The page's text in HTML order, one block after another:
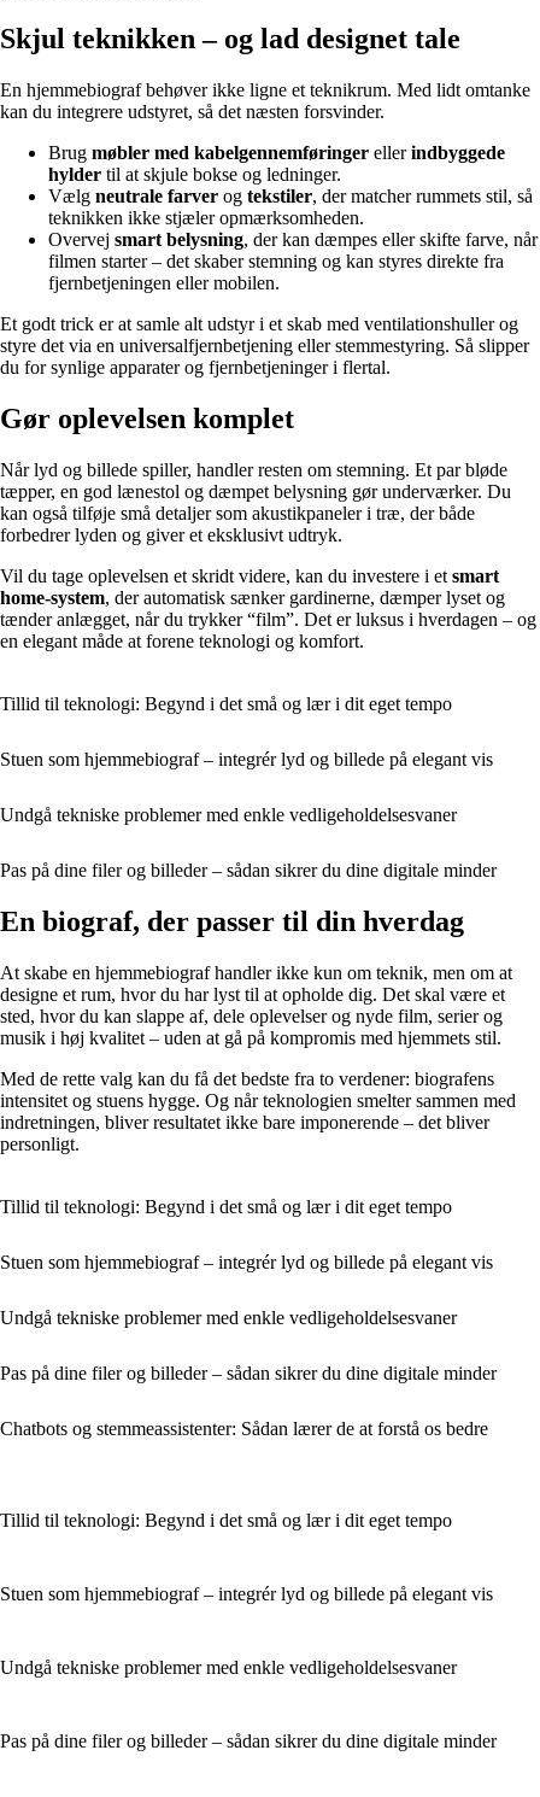
Skjul teknikken – og lad designet tale
En hjemmebiograf behøver ikke ligne et teknikrum. Med lidt omtanke
kan du integrere udstyret, så det næsten forsvinder.
Brug møbler med kabelgennemføringer ellerindbyggede
hylder til at skjule bokse og ledninger.
Vælg neutrale farver og tekstiler, der matcher rummets stil, så
teknikken ikke stjæler opmærksomheden.
Overvej smart belysning, der kan dæmpes eller skifte farve, når
filmen starter – det skaber stemning og kan styres direkte fra
fjernbetjeningen eller mobilen.
Et godt trick er at samle alt udstyr i et skab med ventilationshuller og
styre det via en universalfjernbetjening eller stemmestyring. Så slipper
du for synlige apparater og fjernbetjeninger i flertal.
Gør oplevelsen komplet
Når lyd og billede spiller, handler resten om stemning. Et par bløde
tæpper, en god lænestol og dæmpet belysning gør underværker. Du
kan også tilføje små detaljer som akustikpaneler i træ, der både
forbedrer lyden og giver et eksklusivt udtryk.
Vil du tage oplevelsen et skridt videre, kan du investere i et smart
home-system, der automatisk sænker gardinerne, dæmper lyset og
tænder anlægget, når du trykker “film”. Det er luksus i hverdagen – og
en elegant måde at forene teknologi og komfort.
Tillid til teknologi: Begynd i det små og lær i dit eget tempo
Stuen som hjemmebiograf – integrér lyd og billede på elegant vis
Undgå tekniske problemer med enkle vedligeholdelsesvaner
Pas på dine filer og billeder – sådan sikrer du dine digitale minder
En biograf, der passer til din hverdag
At skabe en hjemmebiograf handler ikke kun om teknik, men om at
designe et rum, hvor du har lyst til at opholde dig. Det skal være et
sted, hvor du kan slappe af, dele oplevelser og nyde film, serier og
musik i høj kvalitet – uden at gå på kompromis med hjemmets stil.
Med de rette valg kan du få det bedste fra to verdener: biografens
intensitet og stuens hygge. Og når teknologien smelter sammen med
indretningen, bliver resultatet ikke bare imponerende – det bliver
personligt.
Tillid til teknologi: Begynd i det små og lær i dit eget tempo
Stuen som hjemmebiograf – integrér lyd og billede på elegant vis
Undgå tekniske problemer med enkle vedligeholdelsesvaner
Pas på dine filer og billeder – sådan sikrer du dine digitale minder
Chatbots og stemmeassistenter: Sådan lærer de at forstå os bedre
Tillid til teknologi: Begynd i det små og lær i dit eget tempo
Stuen som hjemmebiograf – integrér lyd og billede på elegant vis
Undgå tekniske problemer med enkle vedligeholdelsesvaner
Pas på dine filer og billeder – sådan sikrer du dine digitale minder